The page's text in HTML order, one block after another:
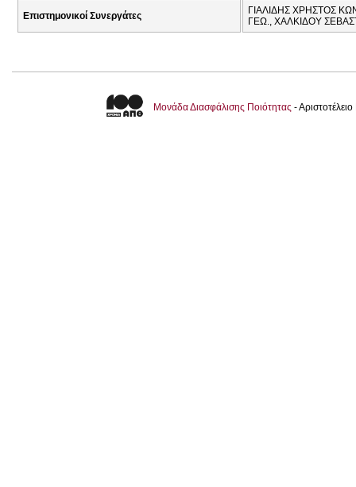
Επιστημονικοί Συνεργάτες
ΓΙΑΛΙΔΗΣ ΧΡΗΣΤΟΣ
ΓΕΩ., ΧΑΛΚΙΔΟΥ
Μονάδα Διασφάλισης Ποιότητας -